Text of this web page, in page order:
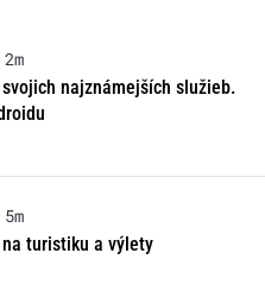
2m
najznámejších služieb.
5m
turistiku a výlety